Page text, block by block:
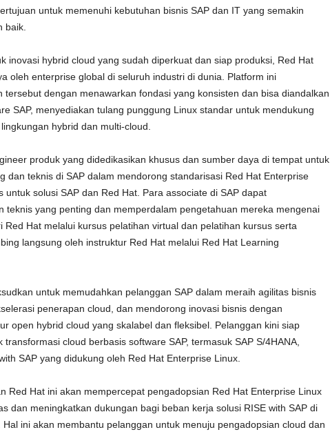
untuk memenuhi kebutuhan bisnis SAP dan IT yang semakin
baik.
inovasi hybrid cloud yang sudah diperkuat dan siap produksi, Red Hat
oleh enterprise global di seluruh industri di dunia. Platform ini
tersebut dengan menawarkan fondasi yang konsisten dan bisa diandalkan
SAP, menyediakan tulang punggung Linux standar untuk mendukung
hybrid dan multi-cloud.
produk yang didedikasikan khusus dan sumber daya di tempat untuk
dan teknis di SAP dalam mendorong standarisasi Red Hat Enterprise
untuk solusi SAP dan Red Hat. Para associate di SAP dapat
teknis yang penting dan memperdalam pengetahuan mereka mengenai
Red Hat melalui kursus pelatihan virtual dan pelatihan kursus serta
langsung oleh instruktur Red Hat melalui Red Hat Learning
untuk memudahkan pelanggan SAP dalam meraih agilitas bisnis
penerapan cloud, dan mendorong inovasi bisnis dengan
open hybrid cloud yang skalabel dan fleksibel. Pelanggan kini siap
cloud berbasis software SAP, termasuk SAP S/4HANA,
SAP yang didukung oleh Red Hat Enterprise Linux.
Red Hat ini akan mempercepat pengadopsian Red Hat Enterprise Linux
dan meningkatkan dukungan bagi beban kerja solusi RISE with SAP di
ini akan membantu pelanggan untuk menuju pengadopsian cloud dan